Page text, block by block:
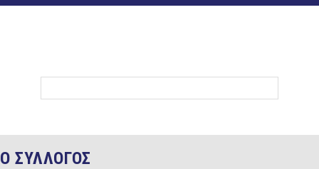
Ο ΣΥΛΛΟΓΟΣ